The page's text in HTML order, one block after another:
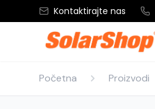
Kontaktirajte nas
Početna Proizvodi